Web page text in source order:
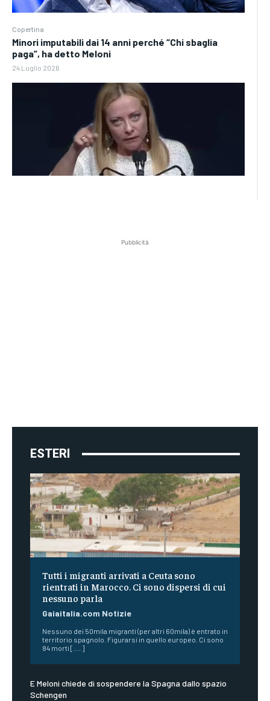
Copertina
Minori imputabili dai 14 anni perché “Chi sbaglia
paga”, ha detto Meloni
24 Luglio 2026
Pubblicità
ESTERI
Tutti i migranti arrivati a Ceuta sono
rientrati in Marocco. Ci sono dispersi di cui
nessuno parla
Gaiaitalia.com Notizie
Nessuno dei 50mila migranti (per altri 60mila) è entrato in
territorio spagnolo. Figurarsi in quello europeo. Ci sono
84 morti [.....]
E Meloni chiede di sospendere la Spagna dallo spazio
Schengen